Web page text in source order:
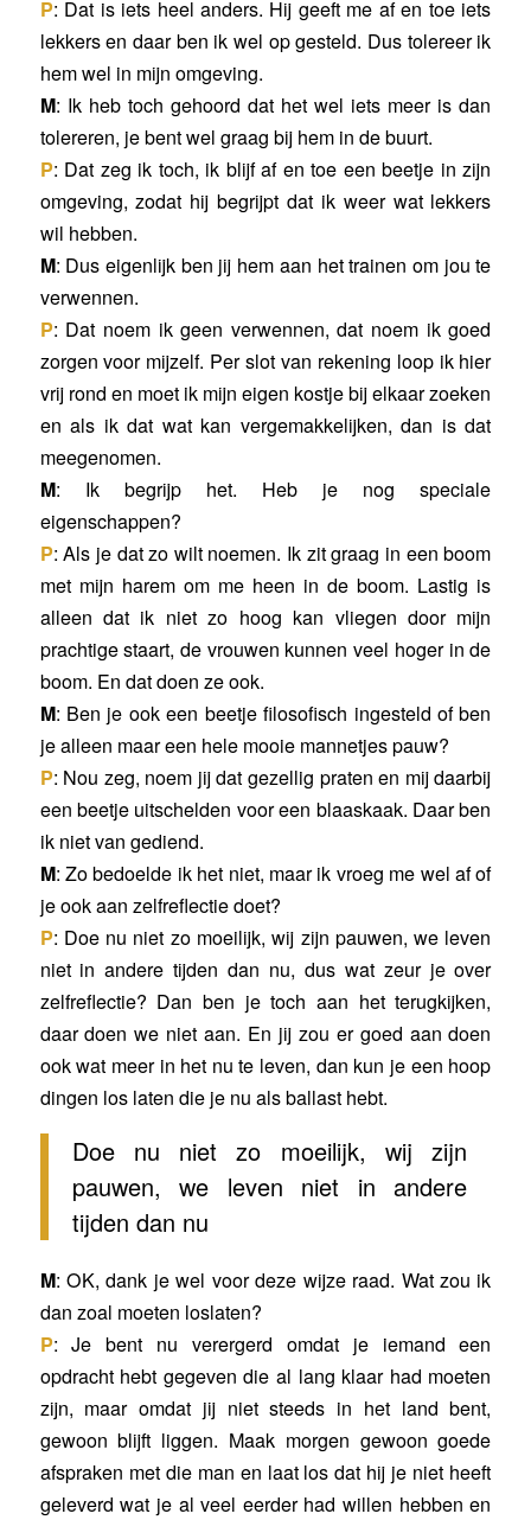
P: Dat is iets heel anders. Hij geeft me af en toe iets
lekkers en daar ben ik wel op gesteld. Dus tolereer ik
hem wel in mijn omgeving.
M: Ik heb toch gehoord dat het wel iets meer is dan
tolereren, je bent wel graag bij hem in de buurt.
P: Dat zeg ik toch, ik blijf af en toe een beetje in zijn
omgeving, zodat hij begrijpt dat ik weer wat lekkers
wil hebben.
M: Dus eigenlijk ben jij hem aan het trainen om jou te
verwennen.
P: Dat noem ik geen verwennen, dat noem ik goed
zorgen voor mijzelf. Per slot van rekening loop ik hier
vrij rond en moet ik mijn eigen kostje bij elkaar zoeken
en als ik dat wat kan vergemakkelijken, dan is dat
meegenomen.
M: Ik begrijp het. Heb je nog speciale
eigenschappen?
P: Als je dat zo wilt noemen. Ik zit graag in een boom
met mijn harem om me heen in de boom. Lastig is
alleen dat ik niet zo hoog kan vliegen door mijn
prachtige staart, de vrouwen kunnen veel hoger in de
boom. En dat doen ze ook.
M: Ben je ook een beetje filosofisch ingesteld of ben
je alleen maar een hele mooie mannetjes pauw?
P: Nou zeg, noem jij dat gezellig praten en mij daarbij
een beetje uitschelden voor een blaaskaak. Daar ben
ik niet van gediend.
M: Zo bedoelde ik het niet, maar ik vroeg me wel af of
je ook aan zelfreflectie doet?
P: Doe nu niet zo moeilijk, wij zijn pauwen, we leven
niet in andere tijden dan nu, dus wat zeur je over
zelfreflectie? Dan ben je toch aan het terugkijken,
daar doen we niet aan. En jij zou er goed aan doen
ook wat meer in het nu te leven, dan kun je een hoop
dingen los laten die je nu als ballast hebt.
Doe nu niet zo moeilijk, wij zijn
pauwen, we leven niet in andere
tijden dan nu
M: OK, dank je wel voor deze wijze raad. Wat zou ik
dan zoal moeten loslaten?
P: Je bent nu verergerd omdat je iemand een
opdracht hebt gegeven die al lang klaar had moeten
zijn, maar omdat jij niet steeds in het land bent,
gewoon blijft liggen. Maak morgen gewoon goede
afspraken met die man en laat los dat hij je niet heeft
geleverd wat je al veel eerder had willen hebben en